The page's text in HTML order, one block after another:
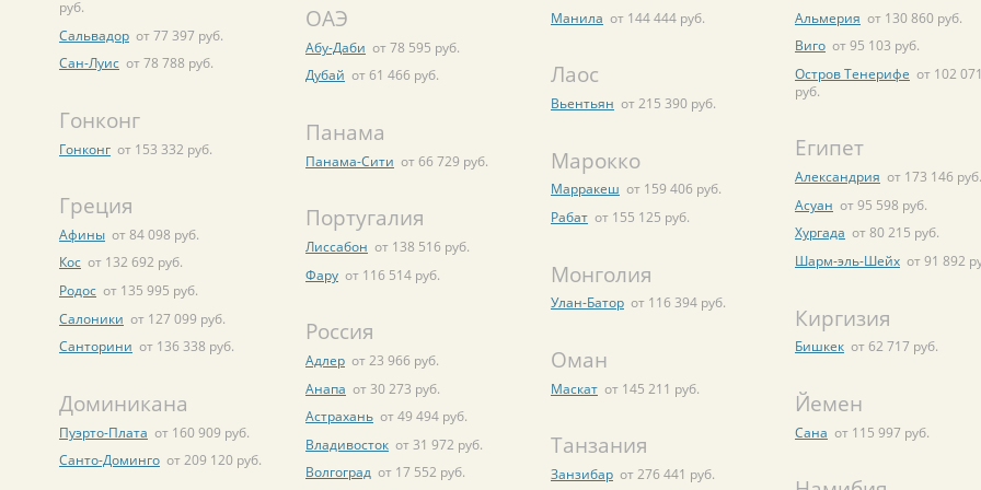
руб.
Сальвадор от 77 397 руб.
Сан-Луис от 78 788 руб.
Гонконг
Гонконг от 153 332 руб.
Греция
Афины от 84 098 руб.
Кос от 132 692 руб.
Родос от 135 995 руб.
Салоники от 127 099 руб.
Санторини от 136 338 руб.
Доминикана
Пуэрто-Плата от 160 909 руб.
Санто-Доминго от 209 120 руб.
ОАЭ
Абу-Даби от 78 595 руб.
Дубай от 61 466 руб.
Панама
Панама-Сити от 66 729 руб.
Португалия
Лиссабон от 138 516 руб.
Фару от 116 514 руб.
Россия
Адлер от 23 966 руб.
Анапа от 30 273 руб.
Астрахань от 49 494 руб.
Владивосток от 31 972 руб.
Волгоград от 17 552 руб.
Манила от 144 444 руб.
Лаос
Вьентьян от 215 390 руб.
Марокко
Марракеш от 159 406 руб.
Рабат от 155 125 руб.
Монголия
Улан-Батор от 116 394 руб.
Оман
Маскат от 145 211 руб.
Танзания
Занзибар от 276 441 руб.
Альмерия от 130 860 руб.
Виго от 95 103 руб.
Остров Тенерифе от 102 071
руб.
Египет
Александрия от 173 146 руб.
Асуан от 95 598 руб.
Хургада от 80 215 руб.
Шарм-эль-Шейх от 91 892
Киргизия
Бишкек от 62 717 руб.
Йемен
Сана от 115 997 руб.